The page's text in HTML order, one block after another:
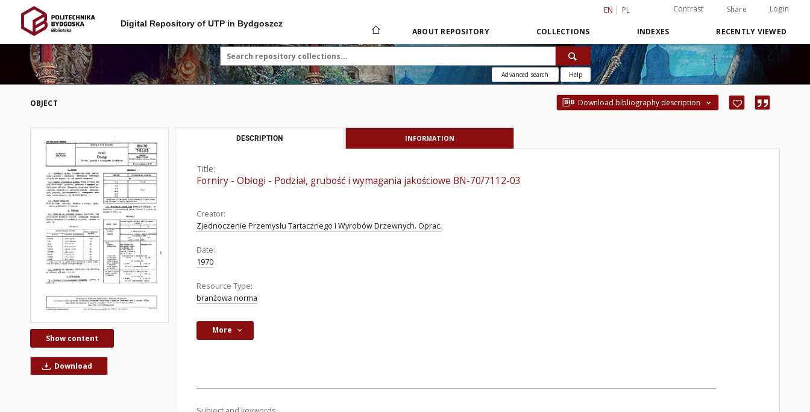
EN PL Contrast Share Login
Digital Repository of UTP in Bydgoszcz
ABOUT REPOSITORY COLLECTIONS INDEXES RECENTLY VIEWED
Advanced search Help
OBJECT Download bibliography description
Show content
Download
DESCRIPTION INFORMATION
Title:
Forniry - Obłogi - Podział, grubość i wymagania jakościowe BN-70/7112-03
Creator:
Zjednoczenie Przemysłu Tartacznego i Wyrobów Drzewnych. Oprac.
Date:
1970
Resource Type:
branżowa norma
More